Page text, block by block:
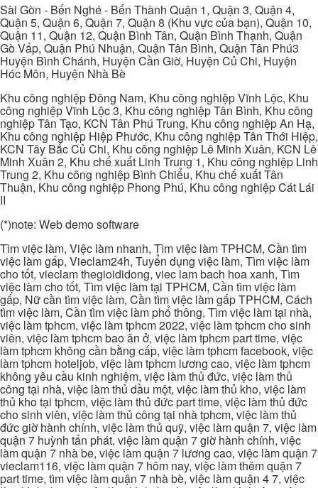
Sài Gòn - Bến Nghé - Bến Thành Quận 1, Quận 3, Quận 4,
Quận 5, Quận 6, Quận 7, Quận 8 (Khu vực của bạn), Quận 10,
Quận 11, Quận 12, Quận Bình Tân, Quận Bình Thạnh, Quận
Gò Vấp, Quận Phú Nhuận, Quận Tân Bình, Quận Tân Phú3
Huyện Bình Chánh, Huyện Cần Giờ, Huyện Củ Chi, Huyện
Hóc Môn, Huyện Nhà Bè
Khu công nghiệp Đông Nam, Khu công nghiệp Vĩnh Lộc, Khu
công nghiệp Vĩnh Lộc 3, Khu công nghiệp Tân Bình, Khu công
nghiệp Tân Tạo, KCN Tân Phú Trung, Khu công nghiệp An Hạ,
Khu công nghiệp Hiệp Phước, Khu công nghiệp Tân Thới Hiệp,
KCN Tây Bắc Củ Chi, Khu công nghiệp Lê Minh Xuân, KCN Lê
Minh Xuân 2, Khu chế xuất Linh Trung 1, Khu công nghiệp Linh
Trung 2, Khu công nghiệp Bình Chiểu, Khu chế xuất Tân
Thuận, Khu công nghiệp Phong Phú, Khu công nghiệp Cát Lái
II
(*)note: Web demo software
Tìm việc làm, Việc làm nhanh, Tìm việc làm TPHCM, Cần tìm
việc làm gấp, Vieclam24h, Tuyển dụng việc làm, Tìm việc làm
cho tốt, vieclam thegioididong, viec lam bach hoa xanh, Tìm
việc làm cho tốt, Tìm việc làm tại TPHCM, Cần tìm việc làm
gấp, Nữ cần tìm việc làm, Cần tìm việc làm gấp TPHCM, Cách
tìm việc làm, Cần tìm việc làm phổ thông, Tìm việc làm tại nhà,
việc làm tphcm, việc làm tphcm 2022, việc làm tphcm cho sinh
viên, việc làm tphcm bao ăn ở, việc làm tphcm part time, việc
làm tphcm không cần bằng cấp, việc làm tphcm facebook, việc
làm tphcm hoteljob, việc làm tphcm lương cao, việc làm tphcm
không yêu cầu kinh nghiệm, việc làm thủ đức, việc làm thủ
công tại nhà, việc làm thủ dầu một, việc làm thủ kho, việc làm
thủ kho tại tphcm, việc làm thủ đức part time, việc làm thủ đức
cho sinh viên, việc làm thủ công tại nhà tphcm, việc làm thủ
đức giờ hành chính, việc làm thủ quỹ, việc làm quận 7, việc làm
quận 7 huỳnh tấn phát, việc làm quận 7 giờ hành chính, việc
làm quận 7 nhà be, việc làm quận 7 lương cao, việc làm quận 7
vieclam116, việc làm quận 7 hôm nay, việc làm thêm quận 7
part time, tìm việc làm quận 7 nhà bè, việc làm quận 4 7, việc